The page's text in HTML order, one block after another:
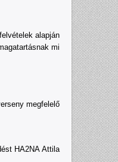
alapján
mi
megfelelő
HA2NA Attila